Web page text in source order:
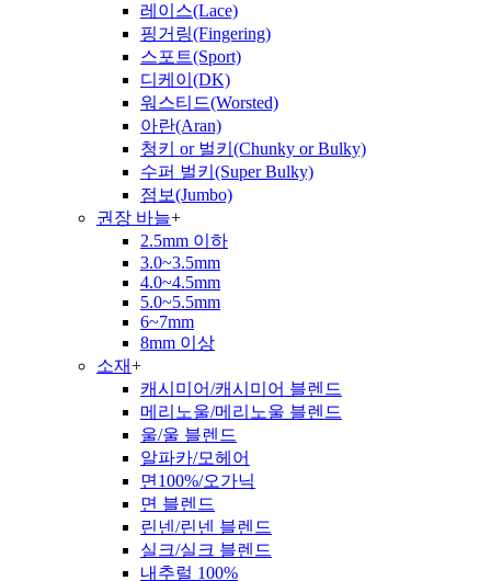
레이스(Lace)
핑거링(Fingering)
스포트(Sport)
디케이(DK)
워스티드(Worsted)
아란(Aran)
청키 or 벌키(Chunky or Bulky)
수퍼 벌키(Super Bulky)
점보(Jumbo)
권장 바늘+
2.5mm 이하
3.0~3.5mm
4.0~4.5mm
5.0~5.5mm
6~7mm
8mm 이상
소재+
캐시미어/캐시미어 블렌드
메리노울/메리노울 블렌드
울/울 블렌드
알파카/모헤어
면100%/오가닉
면 블렌드
린넨/린넨 블렌드
실크/실크 블렌드
내추럴 100%